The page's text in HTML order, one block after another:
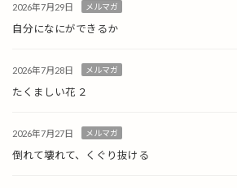
2026年7月29日 メルマガ
自分になにができるか
2026年7月28日 メルマガ
たくましい花 ２
2026年7月27日 メルマガ
倒れて壊れて、くぐり抜ける